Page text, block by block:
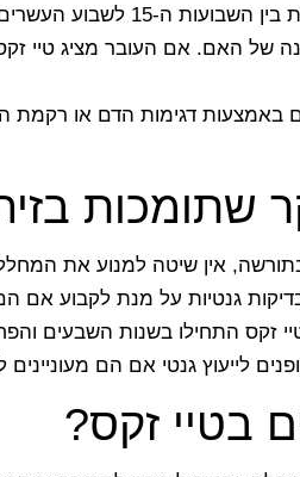
בדיקת מי שפיר
האם. אם העובר מציג טיי זקס
באמצעות דגימות הדם או רקמת
שתומכות
בתורשה, אין שיטה למנוע את
גנטיות על מנת לקבוע אם
זקס התחילו בשנות השבעים
לייעוץ גנטי אם הם
בטיי זקס?